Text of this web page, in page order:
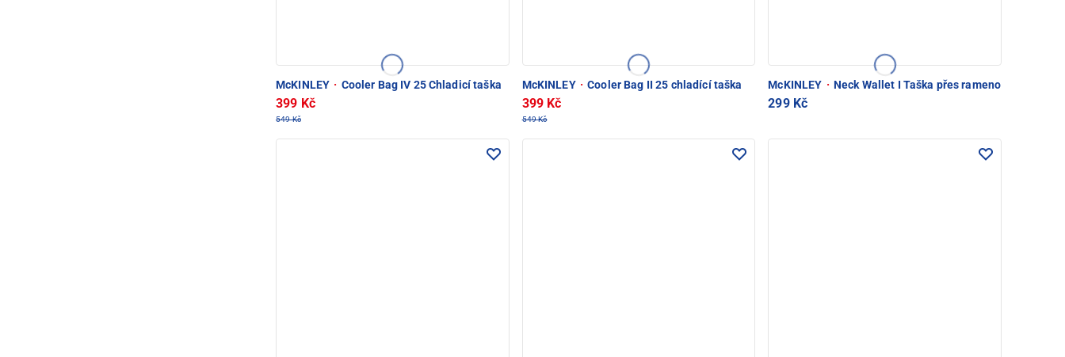
McKINLEY · Cooler Bag IV 25 Chladicí taška
399 Kč
549 Kč
McKINLEY · Cooler Bag II 25 chladící taška
399 Kč
549 Kč
McKINLEY · Neck Wallet I Taška přes rameno
299 Kč